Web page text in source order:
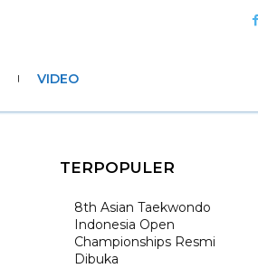
VIDEO
TERPOPULER
8th Asian Taekwondo
Indonesia Open
Championships Resmi
Dibuka